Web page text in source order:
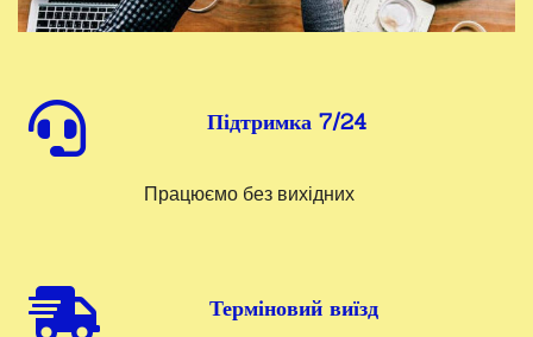
Підтримка 7/24
Працюємо без вихідних
Терміновий виїзд